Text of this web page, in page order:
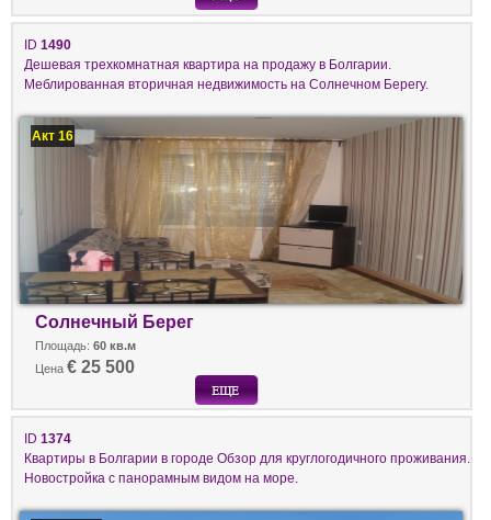
ID 1490
Дешевая трехкомнатная квартира на продажу в Болгарии.
Меблированная вторичная недвижимость на Солнечном Берегу.
Акт 16
Солнечный Берег
Площадь: 60 кв.м
Цена € 25 500
ID 1374
Квартиры в Болгарии в городе Обзор для круглогодичного проживания.
Новостройка с панорамным видом на море.